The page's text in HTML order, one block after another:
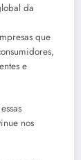
da
que
e
nos